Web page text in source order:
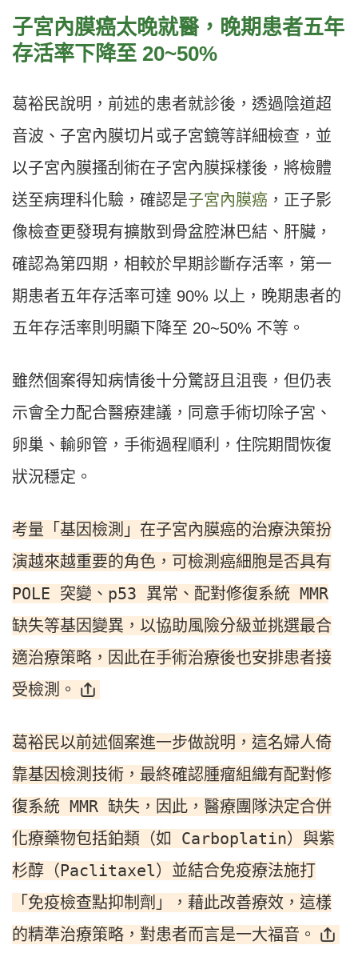
子宮內膜癌太晚就醫，晚期患者五年
存活率下降至 20~50%
葛裕民說明，前述的患者就診後，透過陰道超
音波、子宮內膜切片或子宮鏡等詳細檢查，並
以子宮內膜搔刮術在子宮內膜採樣後，將檢體
送至病理科化驗，確認是子宮內膜癌 ，正子影
像檢查更發現有擴散到骨盆腔淋巴結、肝臟，
確認為第四期，相較於早期診斷存活率，第一
期患者五年存活率可達 90% 以上，晚期患者的
五年存活率則明顯下降至 20~50% 不等。
雖然個案得知病情後十分驚訝且沮喪，但仍表
示會全力配合醫療建議，同意手術切除子宮、
卵巢、輸卵管，手術過程順利，住院期間恢復
狀況穩定。
考量「基因檢測」在子宮內膜癌的治療決策扮
演越來越重要的角色，可檢測癌細胞是否具有
POLE 突變、p53 異常、配對修復系統 MMR
缺失等基因變異，以協助風險分級並挑選最合
適治療策略，因此在手術治療後也安排患者接
受檢測。
葛裕民以前述個案進一步做說明，這名婦人倚
靠基因檢測技術，最終確認腫瘤組織有配對修
復系統 MMR 缺失，因此，醫療團隊決定合併
化療藥物包括鉑類（如 Carboplatin）與紫
杉醇（Paclitaxel）並結合免疫療法施打
「免疫檢查點抑制劑」，藉此改善療效，這樣
的精準治療策略，對患者而言是一大福音。